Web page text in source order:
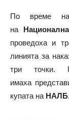
По време
на
проведоха и
линията за
три точки.
имаха
купата на НАЛБ.